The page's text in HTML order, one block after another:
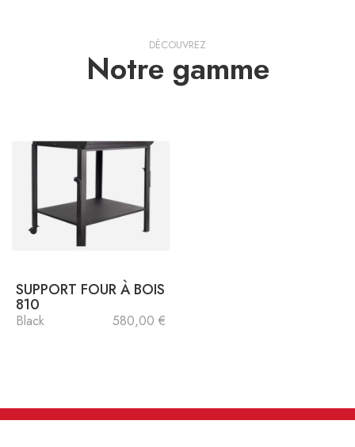
DÉCOUVREZ
Notre gamme
SUPPORT FOUR À BOIS
810
Black 580,00 €